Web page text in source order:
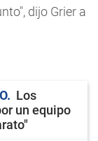
dijo Grier a
Los
un equipo